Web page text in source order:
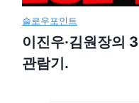
슬로우포인트
이진우·김원장의
관람기.